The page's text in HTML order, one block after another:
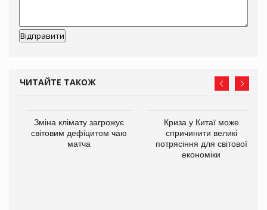
ЧИТАЙТЕ ТАКОЖ
Зміна клімату загрожує
світовим дефіцитом чаю
матча
Криза у Китаї може
спричинити великі
потрясіння для світової
економіки